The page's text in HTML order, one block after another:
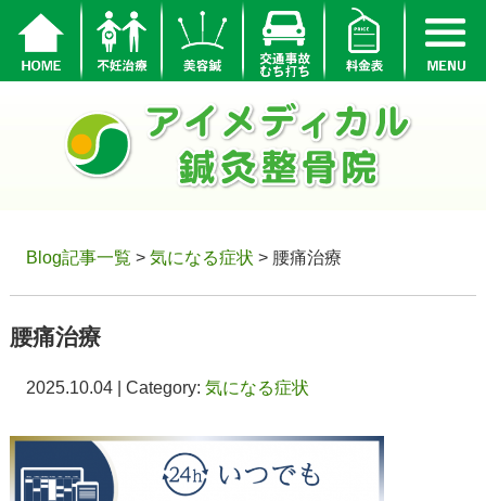
Blog記事一覧 > 気になる症状 > 腰痛治療
腰痛治療
2025.10.04 | Category: 気になる症状